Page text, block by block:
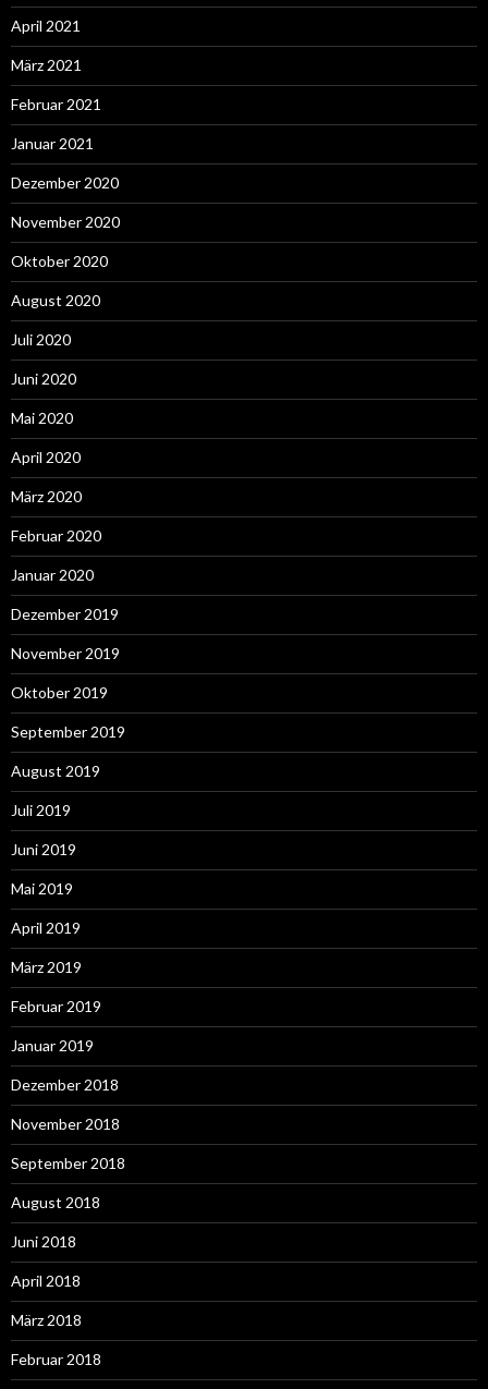
April 2021
März 2021
Februar 2021
Januar 2021
Dezember 2020
November 2020
Oktober 2020
August 2020
Juli 2020
Juni 2020
Mai 2020
April 2020
März 2020
Februar 2020
Januar 2020
Dezember 2019
November 2019
Oktober 2019
September 2019
August 2019
Juli 2019
Juni 2019
Mai 2019
April 2019
März 2019
Februar 2019
Januar 2019
Dezember 2018
November 2018
September 2018
August 2018
Juni 2018
April 2018
März 2018
Februar 2018